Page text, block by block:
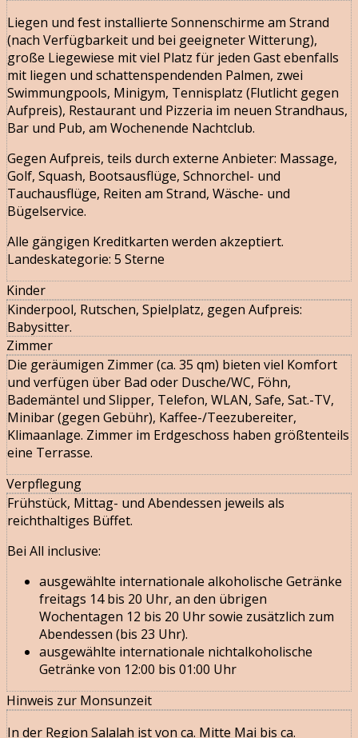
Liegen und fest installierte Sonnenschirme am Strand
(nach Verfügbarkeit und bei geeigneter Witterung),
große Liegewiese mit viel Platz für jeden Gast ebenfalls
mit liegen und schattenspendenden Palmen, zwei
Swimmungpools, Minigym, Tennisplatz (Flutlicht gegen
Aufpreis), Restaurant und Pizzeria im neuen Strandhaus,
Bar und Pub, am Wochenende Nachtclub.
Gegen Aufpreis, teils durch externe Anbieter: Massage,
Golf, Squash, Bootsausflüge, Schnorchel- und
Tauchausflüge, Reiten am Strand, Wäsche- und
Bügelservice.
Alle gängigen Kreditkarten werden akzeptiert.
Landeskategorie: 5 Sterne
Kinder
Kinderpool, Rutschen, Spielplatz, gegen Aufpreis:
Babysitter.
Zimmer
Die geräumigen Zimmer (ca. 35 qm) bieten viel Komfort
und verfügen über Bad oder Dusche/WC, Föhn,
Bademäntel und Slipper, Telefon, WLAN, Safe, Sat.-TV,
Minibar (gegen Gebühr), Kaffee-/Teezubereiter,
Klimaanlage. Zimmer im Erdgeschoss haben größtenteils
eine Terrasse.
Verpflegung
Frühstück, Mittag- und Abendessen jeweils als
reichthaltiges Büffet.
Bei All inclusive:
ausgewählte internationale alkoholische Getränke
freitags 14 bis 20 Uhr, an den übrigen
Wochentagen 12 bis 20 Uhr sowie zusätzlich zum
Abendessen (bis 23 Uhr).
ausgewählte internationale nichtalkoholische
Getränke von 12:00 bis 01:00 Uhr
Hinweis zur Monsunzeit
In der Region Salalah ist von ca. Mitte Mai bis ca.